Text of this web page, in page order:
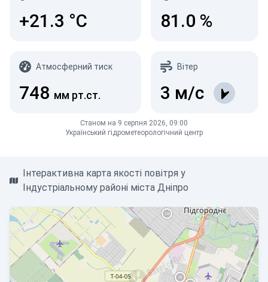
+21.3 °C 81.0 %
Атмосферний тиск
748 мм рт.ст.
Вітер
3 м/с
Станом на 9 серпня 2026, 09:00
Український гідрометеорологічний центр
Інтерактивна карта якості повітря у
Індустріальному районі міста Дніпро